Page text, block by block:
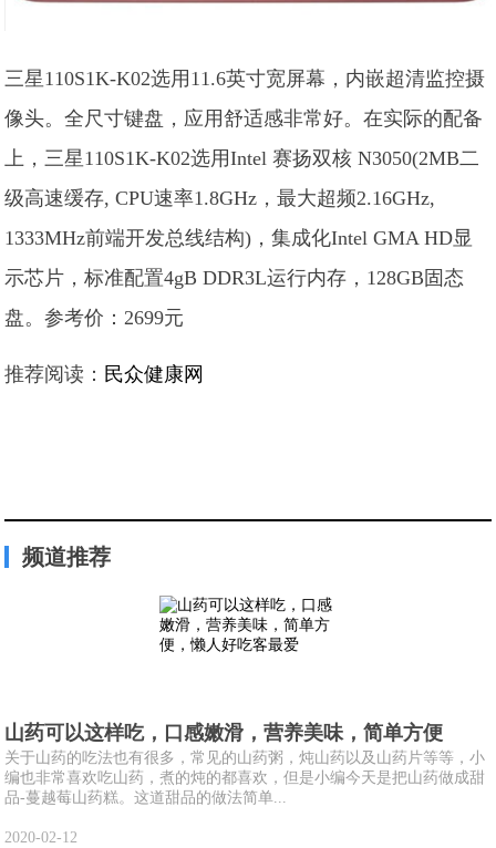
三星110S1K-K02选用11.6英寸宽屏幕，内嵌超清监控摄
像头。全尺寸键盘，应用舒适感非常好。在实际的配备
上，三星110S1K-K02选用Intel 赛扬双核 N3050(2MB二
级高速缓存, CPU速率1.8GHz，最大超频2.16GHz,
1333MHz前端开发总线结构)，集成化Intel GMA HD显
示芯片，标准配置4gB DDR3L运行内存，128GB固态
盘。参考价：2699元
推荐阅读： 民众健康网
频道推荐
山药可以这样吃，口感嫩滑，营养美味，简单方便
关于山药的吃法也有很多，常见的山药粥，炖山药以及山药片等等，小
编也非常喜欢吃山药，煮的炖的都喜欢，但是小编今天是把山药做成甜
品-蔓越莓山药糕。这道甜品的做法简单...
2020-02-12